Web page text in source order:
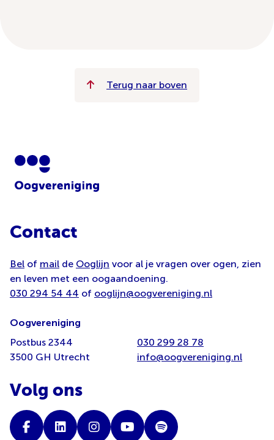
Terug naar boven
Contact
Bel of mail de Ooglijn voor al je vragen over ogen, zien
en leven met een oogaandoening.
030 294 54 44 of ooglijn@oogvereniging.nl
Oogvereniging
Postbus 2344
3500 GH Utrecht
030 299 28 78
info@oogvereniging.nl
Volg ons